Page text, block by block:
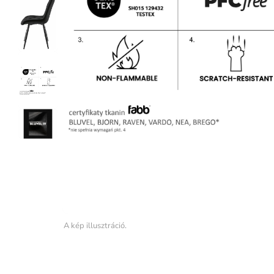
A kép illusztráció.